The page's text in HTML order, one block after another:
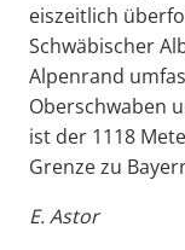
eiszeitlich
Schwäbischer
Alpenrand
Oberschwaben
ist der 1118
Grenze zu
E. Astor